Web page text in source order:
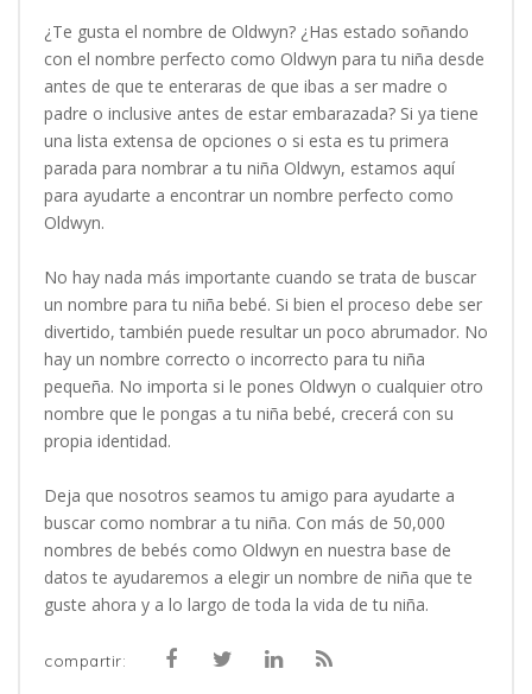
¿Te gusta el nombre de Oldwyn? ¿Has estado soñando
con el nombre perfecto como Oldwyn para tu niña desde
antes de que te enteraras de que ibas a ser madre o
padre o inclusive antes de estar embarazada? Si ya tiene
una lista extensa de opciones o si esta es tu primera
parada para nombrar a tu niña Oldwyn, estamos aquí
para ayudarte a encontrar un nombre perfecto como
Oldwyn.
No hay nada más importante cuando se trata de buscar
un nombre para tu niña bebé. Si bien el proceso debe ser
divertido, también puede resultar un poco abrumador. No
hay un nombre correcto o incorrecto para tu niña
pequeña. No importa si le pones Oldwyn o cualquier otro
nombre que le pongas a tu niña bebé, crecerá con su
propia identidad.
Deja que nosotros seamos tu amigo para ayudarte a
buscar como nombrar a tu niña. Con más de 50,000
nombres de bebés como Oldwyn en nuestra base de
datos te ayudaremos a elegir un nombre de niña que te
guste ahora y a lo largo de toda la vida de tu niña.
compartir: